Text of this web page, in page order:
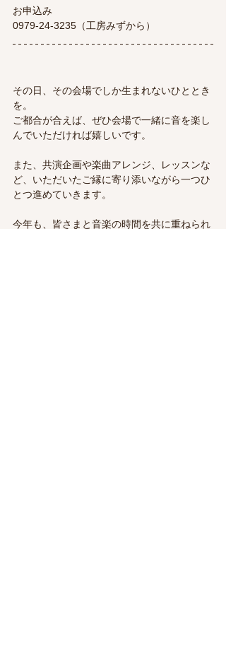
お申込み
0979-24-3235（工房みずから）
その日、その会場でしか生まれないひととき
を。
ご都合が合えば、ぜひ会場で一緒に音を楽し
んでいただければ嬉しいです。
また、共演企画や楽曲アレンジ、レッスンな
ど、いただいたご縁に寄り添いながら一つひ
とつ進めていきます。
今年も、皆さまと音楽の時間を共に重ねられ